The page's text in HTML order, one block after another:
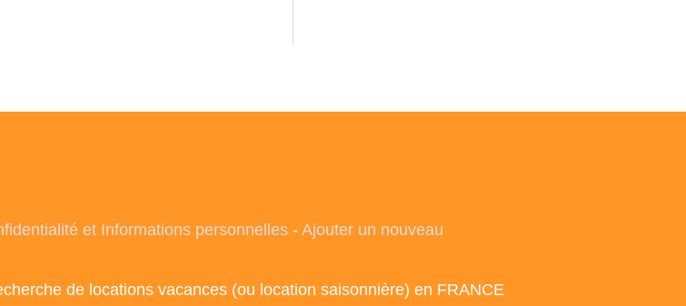
et Informations personnelles- Ajouter un nouveau
de locations vacances (ou location saisonnière) en FRANCE